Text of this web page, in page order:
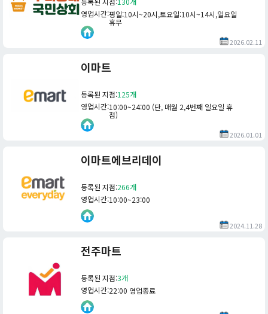
영업시간:평일:10시~20시,토요일:10시~14시,일요일
휴무
2026.02.11
이마트
등록된 지점:125개
영업시간:10:00~24:00 (단, 매월 2,4번째 일요일 휴
점)
2026.01.01
이마트에브리데이
등록된 지점:266개
영업시간:10:00~23:00
2024.11.28
전주마트
등록된 지점:3개
영업시간:22:00 영업종료